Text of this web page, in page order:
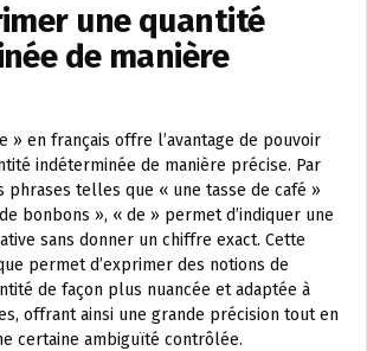
une quantité
de manière
» en français offre l’avantage de pouvoir
indéterminée de manière précise. Par
phrases telles que « une tasse de café »
bonbons », « de » permet d’indiquer une
sans donner un chiffre exact. Cette
permet d’exprimer des notions de
de façon plus nuancée et adaptée à
offrant ainsi une grande précision tout en
certaine ambiguïté contrôlée.